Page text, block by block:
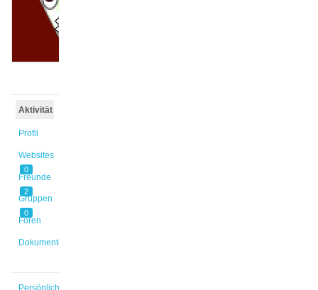
Aktivität
Profil
Websites
0
Freunde
2
Gruppen
0
Foren
Dokumente
Persönlich